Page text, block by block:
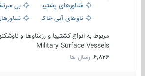
شناورهای پشتیبانی
بی
ناوهای آبی خاکی و نیروبرشناورهای
مربوط به انواع کشتیها و رزمناوها و ناوشکنها
Military Surface Vessels
6,826 ارسال ها